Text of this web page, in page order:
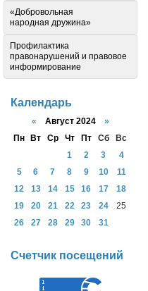
«Добровольная
народная дружина»
Профилактика
правонарушений и правовое
информирование
Календарь
« Август 2024 »
Пн
Вт Ср Чт Пт Сб
Вс
1
2 3
4
5
6 7 8 9 10
11
12
13 14 15 16 17
18
19
20 21 22 23 24
25
26
27 28 29 30 31
Счетчик посещений